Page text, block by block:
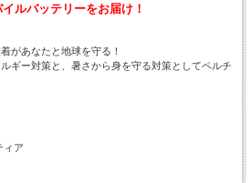
ルバッテリーをお届け！
があなたと地球を守る！
ギー対策と、暑さから身を守る対策としてペルチ
ィア